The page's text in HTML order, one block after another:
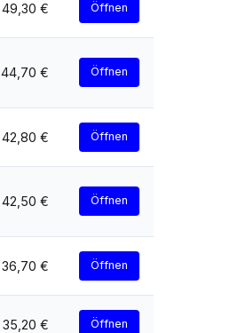
49,30 € Öffnen
44,70 € Öffnen
42,80 € Öffnen
42,50 € Öffnen
36,70 € Öffnen
35,20 € Öffnen